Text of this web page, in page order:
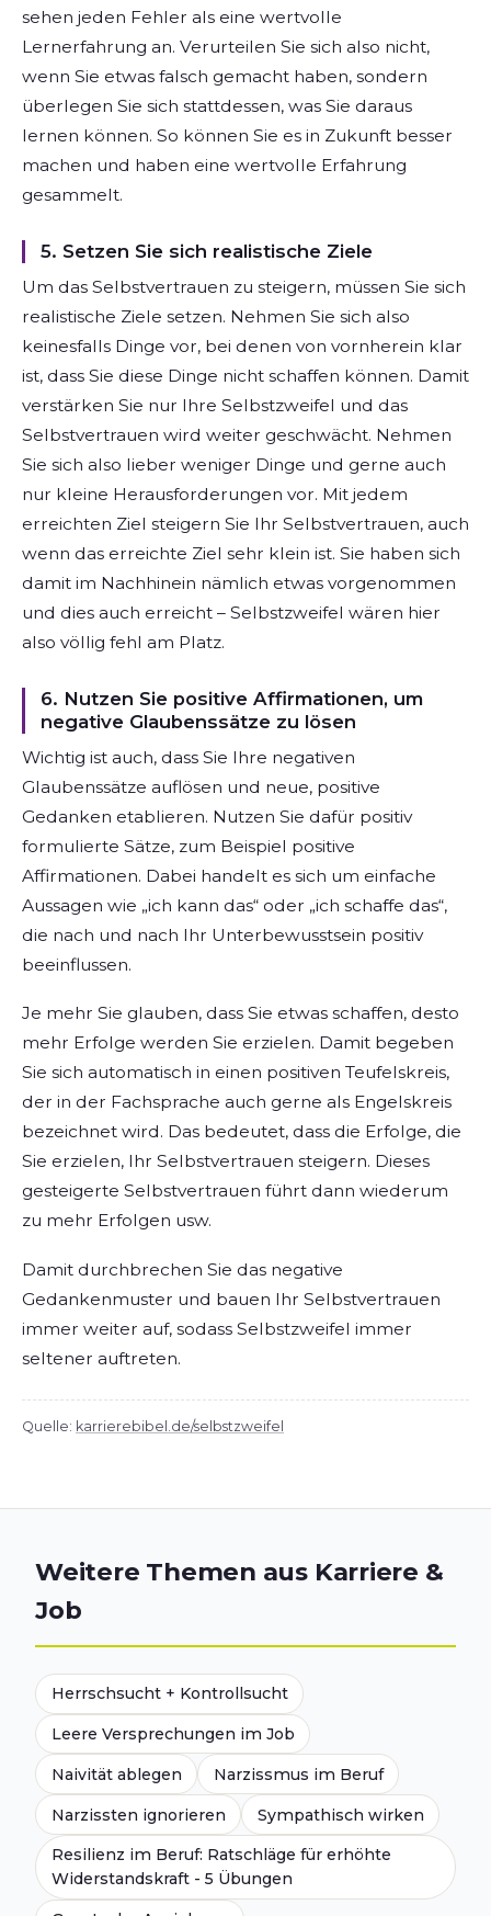
sehen jeden Fehler als eine wertvolle
Lernerfahrung an. Verurteilen Sie sich also nicht,
wenn Sie etwas falsch gemacht haben, sondern
überlegen Sie sich stattdessen, was Sie daraus
lernen können. So können Sie es in Zukunft besser
machen und haben eine wertvolle Erfahrung
gesammelt.
5. Setzen Sie sich realistische Ziele
Um das Selbstvertrauen zu steigern, müssen Sie sich
realistische Ziele setzen. Nehmen Sie sich also
keinesfalls Dinge vor, bei denen von vornherein klar
ist, dass Sie diese Dinge nicht schaffen können. Damit
verstärken Sie nur Ihre Selbstzweifel und das
Selbstvertrauen wird weiter geschwächt. Nehmen
Sie sich also lieber weniger Dinge und gerne auch
nur kleine Herausforderungen vor. Mit jedem
erreichten Ziel steigern Sie Ihr Selbstvertrauen, auch
wenn das erreichte Ziel sehr klein ist. Sie haben sich
damit im Nachhinein nämlich etwas vorgenommen
und dies auch erreicht – Selbstzweifel wären hier
also völlig fehl am Platz.
6. Nutzen Sie positive Affirmationen, um
negative Glaubenssätze zu lösen
Wichtig ist auch, dass Sie Ihre negativen
Glaubenssätze auflösen und neue, positive
Gedanken etablieren. Nutzen Sie dafür positiv
formulierte Sätze, zum Beispiel positive
Affirmationen. Dabei handelt es sich um einfache
Aussagen wie „ich kann das“ oder „ich schaffe das“,
die nach und nach Ihr Unterbewusstsein positiv
beeinflussen.
Je mehr Sie glauben, dass Sie etwas schaffen, desto
mehr Erfolge werden Sie erzielen. Damit begeben
Sie sich automatisch in einen positiven Teufelskreis,
der in der Fachsprache auch gerne als Engelskreis
bezeichnet wird. Das bedeutet, dass die Erfolge, die
Sie erzielen, Ihr Selbstvertrauen steigern. Dieses
gesteigerte Selbstvertrauen führt dann wiederum
zu mehr Erfolgen usw.
Damit durchbrechen Sie das negative
Gedankenmuster und bauen Ihr Selbstvertrauen
immer weiter auf, sodass Selbstzweifel immer
seltener auftreten.
Quelle: karrierebibel.de/selbstzweifel
Weitere Themen aus Karriere &
Job
Herrschsucht + Kontrollsucht
Leere Versprechungen im Job
Naivität ablegen Narzissmus im Beruf
Narzissten ignorieren Sympathisch wirken
Resilienz im Beruf: Ratschläge für erhöhte
Widerstandskraft - 5 Übungen